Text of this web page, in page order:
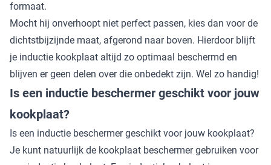
formaat.
Mocht hij onverhoopt niet perfect passen, kies dan voor de
dichtstbijzijnde maat, afgerond naar boven. Hierdoor blijft
je inductie kookplaat altijd zo optimaal beschermd en
blijven er geen delen over die onbedekt zijn. Wel zo handig!
Is een inductie beschermer geschikt voor jouw
kookplaat?
Is een inductie beschermer geschikt voor jouw kookplaat?
Je kunt natuurlijk de kookplaat beschermer gebruiken voor